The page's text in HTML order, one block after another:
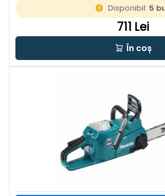
Disponibil: 5
711 Lei
În coș